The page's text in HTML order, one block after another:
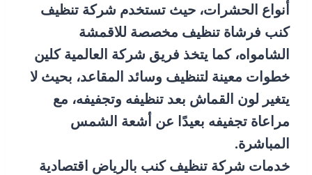
أنواع الحشرات، حيث تستخدم شركة تنظيف
كنب فرشاة تنظيف مخصصة للاقمشة
الشامواه، كما يتخذ فريق شركة العالمية كلين
خطوات معينة لتنظيف وسائد المقاعد، بحيث لا
يتغير لون القماش بعد تنظيفه وتجفيفه، مع
مراعاة تجفيفه بعيدًا عن أشعة الشمس
المباشرة.
خدمات شركة تنظيف كنب بالرياض اقتصادية